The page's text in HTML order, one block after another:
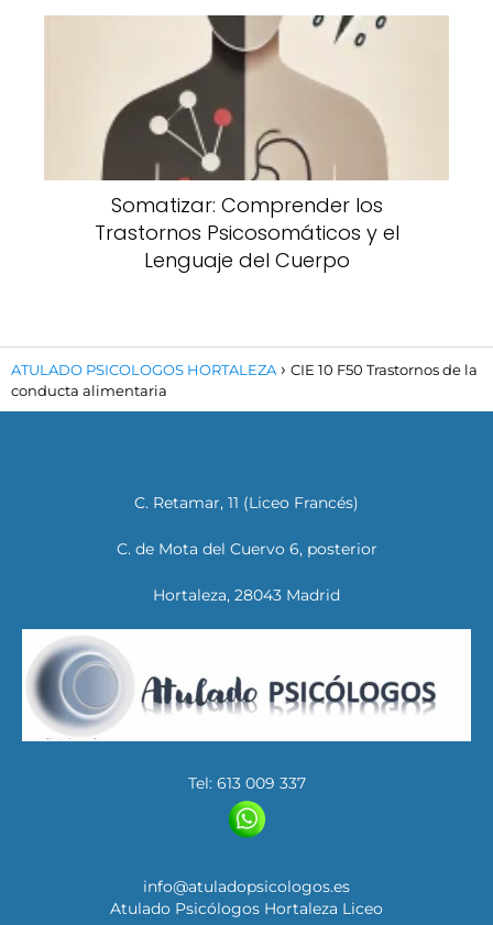
Somatizar: Comprender los
Trastornos Psicosomáticos y el
Lenguaje del Cuerpo
ATULADO PSICOLOGOS HORTALEZA
CIE 10 F50 Trastornos de la
conducta alimentaria
C. Retamar, 11 (Liceo Francés)
C. de Mota del Cuervo 6, posterior
Hortaleza, 28043 Madrid
Tel: 613 009 337
info@atuladopsicologos.es
Atulado Psicólogos Hortaleza Liceo